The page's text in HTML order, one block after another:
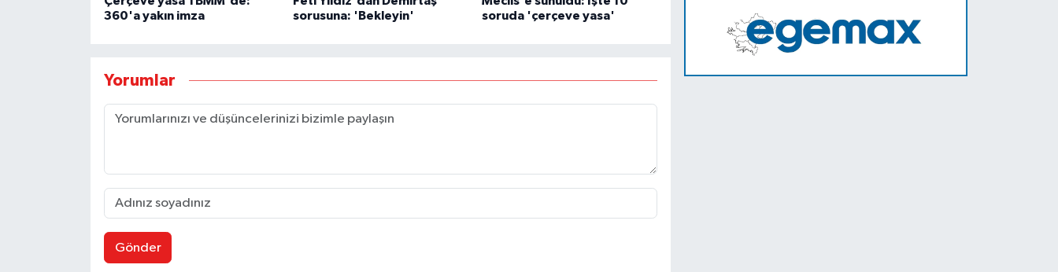
360'a yakın imza
sorusuna: 'Bekleyin'
soruda 'çerçeve yasa'
Yorumlar
Gönder